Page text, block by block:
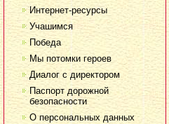
Интернет-ресурсы
Учашимся
Победа
Мы потомки героев
Диалог с директором
Паспорт дорожной
безопасности
О персональных данных